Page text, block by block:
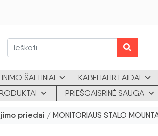
ŠALTINIAI KABELIAI IR LAIDAI
PRIEŠGAISRINĖ SAUGA
priedai / MONITORIAUS STALO